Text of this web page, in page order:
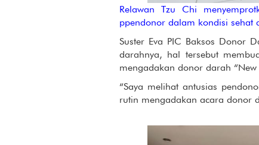
Relawan Tzu Chi
ppendonor dalam kondisi
Suster Eva PIC Baksos Donor
darahnya, hal tersebut
mengadakan donor darah
“Saya melihat antusias
rutin mengadakan acara donor